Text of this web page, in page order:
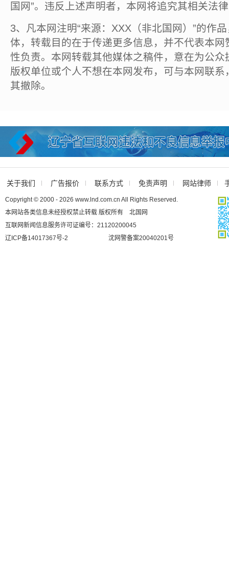
国网”。违反上述声明者，本网将追究其相关法
3、凡本网注明“来源：XXX（非北国网）”的作
体，转载目的在于传递更多信息，并不代表本
性负责。本网转载其他媒体之稿件，意在为公
版权单位或个人不想在本网发布，可与本网联
其撤除。
关于我们 广告报价 联系方式 免责声明 网站律师
Copyright © 2000 - 2026 www.lnd.com.cn All Rights Reserved.
本网站各类信息未经授权禁止转载 版权所有 北国网
互联网新闻信息服务许可证编号：21120200045
辽ICP备14017367号-2
沈网警备案20040201号